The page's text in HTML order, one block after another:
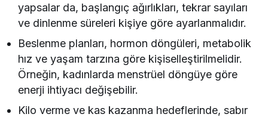
yapsalar da, başlangıç ağırlıkları, tekrar sayıları
ve dinlenme süreleri kişiye göre ayarlanmalıdır.
Beslenme planları, hormon döngüleri, metabolik
hız ve yaşam tarzına göre kişiselleştirilmelidir.
Örneğin, kadınlarda menstrüel döngüye göre
enerji ihtiyacı değişebilir.
Kilo verme ve kas kazanma hedeflerinde, sabır